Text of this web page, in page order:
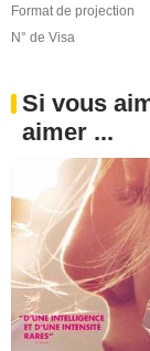
Format de projection
N° de Visa
Si vous
aimer ...